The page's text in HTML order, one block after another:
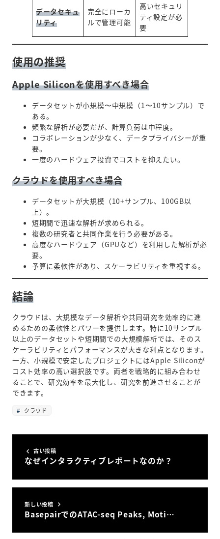
データセキュ
リティ
完全にローカ
ルで管理可能
高いセキュリ
ティ設定が必
要
使用の推奨
Apple Siliconを使用すべき場合
データセットが小規模〜中規模（1〜10サンプル）で
ある。
頻繁な解析が必要だが、計算負荷は中程度。
コラボレーションが少なく、データプライバシーが重
要。
一度のハードウェア投資でコストを抑えたい。
クラウドを使用すべき場合
データセットが大規模（10+サンプル、100GB以
上）。
短期間で迅速な解析が求められる。
複数の研究者と共同作業を行う必要がある。
高度なハードウェア（GPUなど）を利用した解析が必
要。
予算に柔軟性があり、スケーラビリティを重視する。
結論
クラウドは、大規模なデータ解析や共同研究を効率的に進
めるための柔軟性とパワーを提供します。特に10サンプル
以上のデータセットや短期間での大規模解析では、そのス
ケーラビリティとパフォーマンスが大きな利点となります。
一方、小規模で安定したプロジェクトにはApple Siliconが
コスト効率の高い選択肢です。両者を戦略的に組み合わせ
ることで、研究効率を最大化し、研究を前進させることが
できます。
クラウド
古い投稿
なぜインタラクティブレポートなのか？
新しい投稿
BasepairでのATAC-seq Peaks, Moti…